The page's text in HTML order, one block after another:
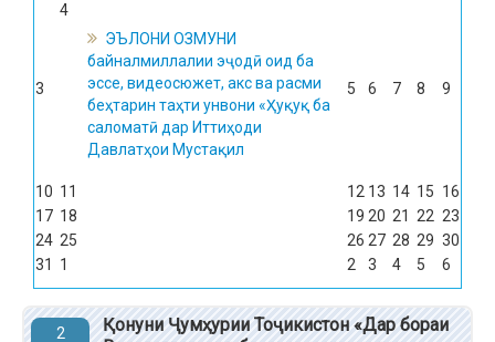
3
4
ЭЪЛОНИ ОЗМУНИ
байналмиллалии эҷодӣ оид ба
эссе, видеосюжет, акс ва расми
беҳтарин таҳти унвони «Ҳуқуқ ба
саломатӣ дар Иттиҳоди
Давлатҳои Мустақил
5 6 7 8 9
10 11 12 13 14 15 16
17 18 19 20 21 22 23
24 25 26 27 28 29 30
31
1 2 3 4 5 6
2
Қонуни Ҷумҳурии Тоҷикистон «Дар бораи